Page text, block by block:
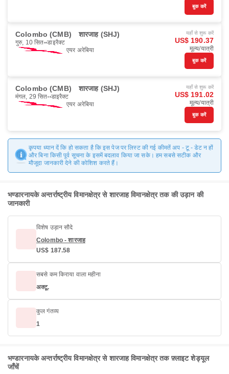
बुक करें
Colombo (CMB) शारजाह (SHJ)
गुरु, 10 सित॰ डाइरैक्ट
एयर अरेबिया
यहाँ से शुरू करें
US$ 190.37
मूल्य/यात्री
बुक करें
Colombo (CMB) शारजाह (SHJ)
मंगल, 29 सित॰ डाइरैक्ट
एयर अरेबिया
यहाँ से शुरू करें
US$ 191.02
मूल्य/यात्री
बुक करें
कृपया ध्यान दें कि हो सकता है कि इस पेज पर लिस्ट की गई कीमतें अप - टू - डेट न हों
और बिना किसी पूर्व सूचना के इसमें बदलाव किया जा सके। हम सबसे सटीक और
मौजूदा जानकारी देने की कोशिश करते हैं।
भण्डारनायके अन्तर्राष्ट्रीय विमानक्षेत्र से शारजाह विमानक्षेत्र तक की उड़ान की
जानकारी
विशेष उड़ान सौदे
Colombo - शारजाह
US$ 187.58
सबसे कम किराया वाला महीना
अक्टू.
कुल गंतव्य
1
भण्डारनायके अन्तर्राष्ट्रीय विमानक्षेत्र से शारजाह विमानक्षेत्र तक फ़्लाइट शेड्यूल
जाँचें